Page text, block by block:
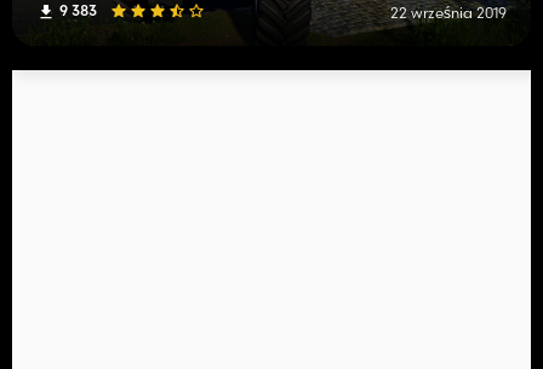
9 383 22 września 2019